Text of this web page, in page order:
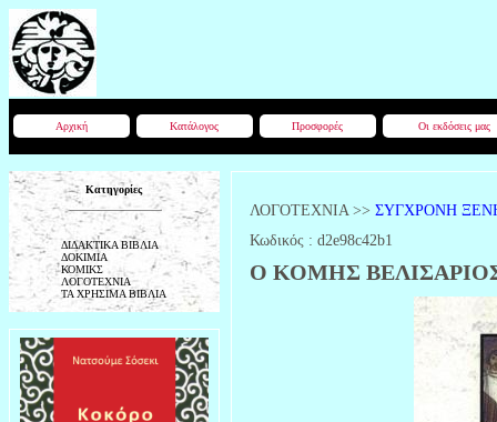
Αρχική Κατάλογος Προσφορές Οι εκδόσεις μας
Κατηγορίες
ΔΙΔΑΚΤΙΚΑ ΒΙΒΛΙΑ
ΔΟΚΙΜΙΑ
ΚΟΜΙΚΣ
ΛΟΓΟΤΕΧΝΙΑ
ΤΑ ΧΡΗΣΙΜΑ ΒΙΒΛΙΑ
ΛΟΓΟΤΕΧΝΙΑ >> ΣΥΓΧΡΟΝΗ
Κωδικός : d2e98c42b1
Ο ΚΟΜΗΣ ΒΕΛΙΣΑΡΙΟΣ